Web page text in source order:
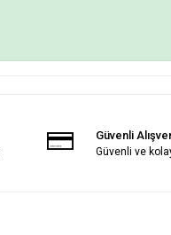
Güvenli
Güvenli ve